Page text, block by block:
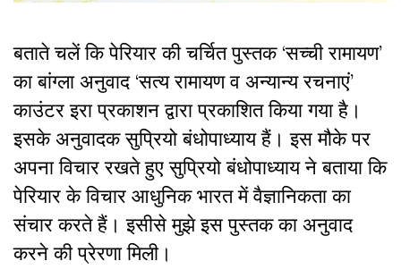
बताते चलें कि पेरियार की चर्चित पुस्तक ‘सच्ची रामायण’
का बांग्ला अनुवाद ‘सत्य रामायण व अन्यान्य रचनाएं’
काउंटर इरा प्रकाशन द्वारा प्रकाशित किया गया है।
इसके अनुवादक सुप्रियो बंधोपाध्याय हैं। इस मौके पर
अपना विचार रखते हुए सुप्रियो बंधोपाध्याय ने बताया कि
पेरियार के विचार आधुनिक भारत में वैज्ञानिकता का
संचार करते हैं। इसीसे मुझे इस पुस्तक का अनुवाद
करने की प्रेरणा मिली।